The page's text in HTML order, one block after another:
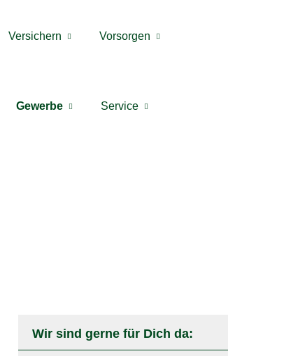
Versichern Vorsorgen
Gewerbe Service
Wir sind gerne für Dich da: